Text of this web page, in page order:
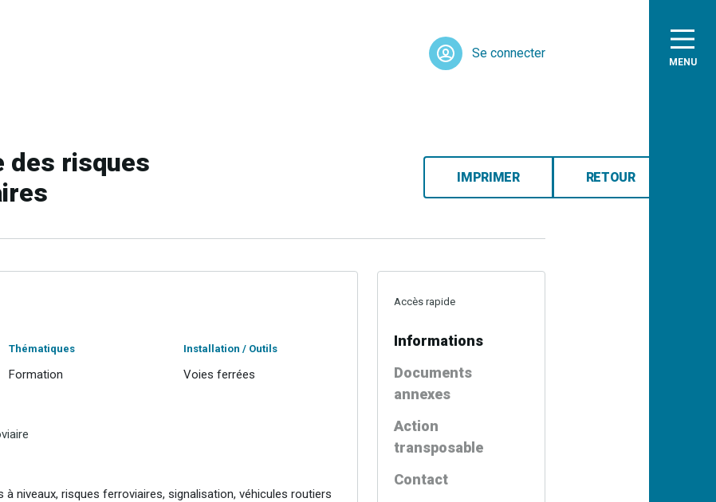
MENU
Se connecter
des risques
IMPRIMER RETOUR
Thématiques
Formation
Installation / Outils
Voies ferrées
niveaux, risques ferroviaires, signalisation, véhicules routiers
Accès rapide
Informations
Documents
annexes
Action
transposable
Contact